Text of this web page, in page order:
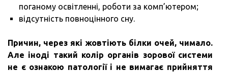
поганому освітленні, роботи за комп’ютером;
відсутність повноцінного сну.
Причин, через які жовтіють білки очей, чимало.
Але іноді такий колір органів зорової системи
не є ознакою патології і не вимагає прийняття